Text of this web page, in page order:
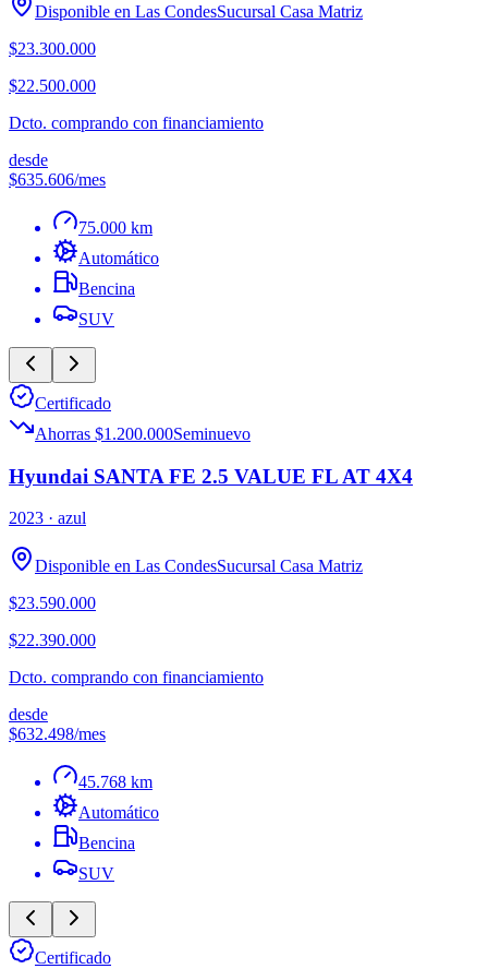
Disponible en Las CondesSucursal Casa Matriz
$23.300.000
$22.500.000
Dcto. comprando con financiamiento
desde
$635.606/mes
75.000 km
Automático
Bencina
SUV
Certificado
Ahorras $1.200.000Seminuevo
Hyundai SANTA FE 2.5 VALUE FL AT 4X4
2023 · azul
Disponible en Las CondesSucursal Casa Matriz
$23.590.000
$22.390.000
Dcto. comprando con financiamiento
desde
$632.498/mes
45.768 km
Automático
Bencina
SUV
Certificado